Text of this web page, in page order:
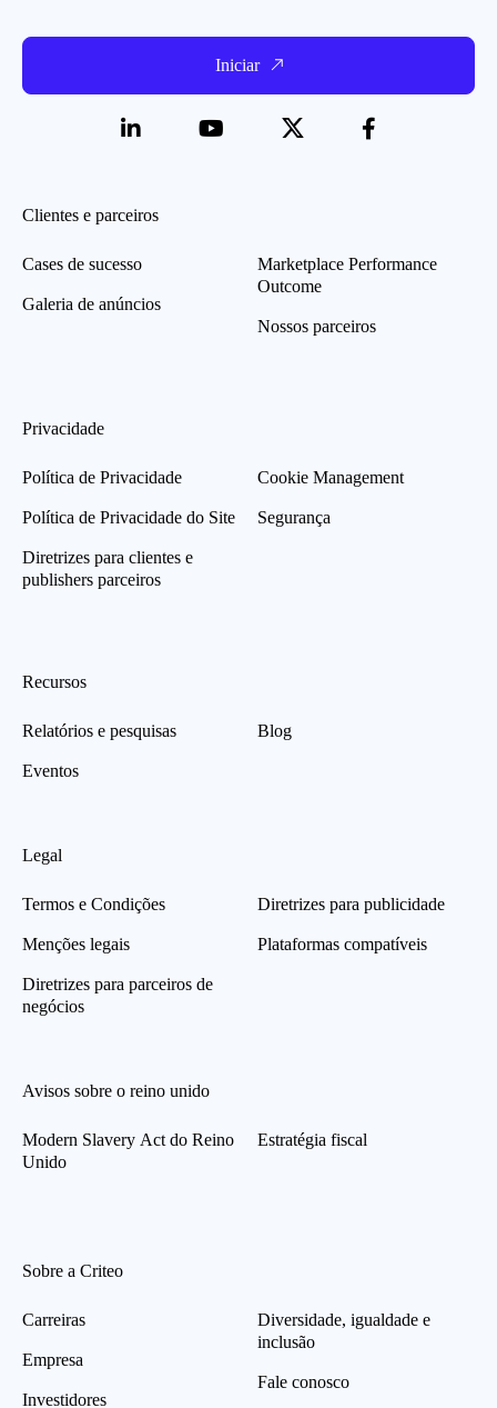
Iniciar
Clientes e parceiros
Cases de sucesso
Galeria de anúncios
Marketplace Performance
Outcome
Nossos parceiros
Privacidade
Política de Privacidade
Política de Privacidade do Site
Diretrizes para clientes e
publishers parceiros
Cookie Management
Segurança
Recursos
Relatórios e pesquisas
Eventos
Blog
Legal
Termos e Condições
Menções legais
Diretrizes para parceiros de
negócios
Diretrizes para publicidade
Plataformas compatíveis
Avisos sobre o reino unido
Modern Slavery Act do Reino
Unido
Estratégia fiscal
Sobre a Criteo
Carreiras
Empresa
Investidores
Diversidade, igualdade e
inclusão
Fale conosco